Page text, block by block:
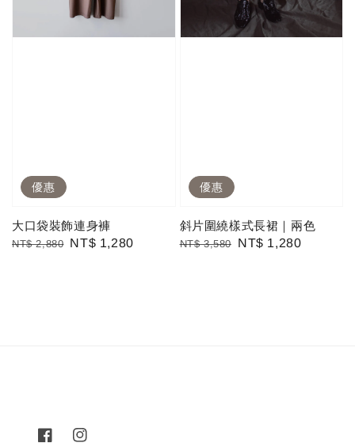
優惠
大口袋裝飾連身褲
Regular
NT$ 2,880 Sale
NT$ 1,280
優惠
斜片圍繞樣式長裙｜兩色
Regular
NT$ 3,580
Sale
NT$ 1,280